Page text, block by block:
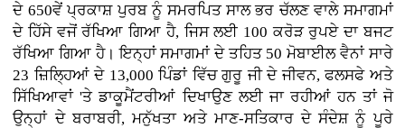
ਦੇ 650ਵੇਂ ਪ੍ਰਕਾਸ਼ ਪੁਰਬ ਨੂੰ ਸਮਰਪਿਤ ਸਾਲ ਭਰ ਚੱਲਣ ਵਾਲੇ ਸਮਾਗਮਾਂ
ਦੇ ਹਿੱਸੇ ਵਜੋਂ ਰੱਖਿਆ ਗਿਆ ਹੈ, ਜਿਸ ਲਈ 100 ਕਰੋੜ ਰੁਪਏ ਦਾ ਬਜਟ
ਰੱਖਿਆ ਗਿਆ ਹੈ। ਇਨ੍ਹਾਂ ਸਮਾਗਮਾਂ ਦੇ ਤਹਿਤ 50 ਮੋਬਾਈਲ ਵੈਨਾਂ ਸਾਰੇ
23 ਜ਼ਿਲ੍ਹਿਆਂ ਦੇ 13,000 ਪਿੰਡਾਂ ਵਿੱਚ ਗੁਰੂ ਜੀ ਦੇ ਜੀਵਨ, ਫਲਸਫੇ ਅਤੇ
ਸਿੱਖਿਆਵਾਂ 'ਤੇ ਡਾਕੂਮੈਂਟਰੀਆਂ ਦਿਖਾਉਣ ਲਈ ਜਾ ਰਹੀਆਂ ਹਨ ਤਾਂ ਜੋ
ਉਨ੍ਹਾਂ ਦੇ ਬਰਾਬਰੀ, ਮਨੁੱਖਤਾ ਅਤੇ ਮਾਣ-ਸਤਿਕਾਰ ਦੇ ਸੰਦੇਸ਼ ਨੂੰ ਪੂਰੇ